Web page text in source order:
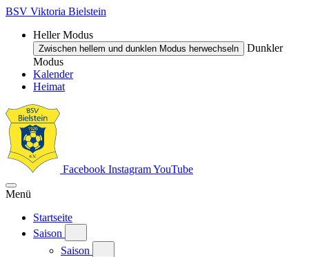
BSV Viktoria Bielstein
Heller Modus
Zwischen hellem und dunklen Modus herwechseln
Dunkler
Modus
Kalender
Heimat
Facebook InstagramYouTube
Menü
Startseite
Saison
Saison